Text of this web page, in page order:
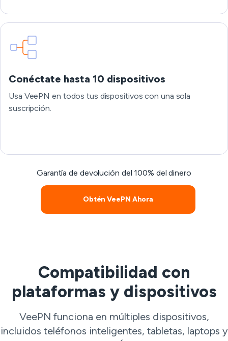
Conéctate hasta 10 dispositivos
Usa VeePN en todos tus dispositivos con una sola
suscripción.
Garantía de devolución del 100% del dinero
Obtén VeePN Ahora
Compatibilidad con
plataformas y dispositivos
VeePN funciona en múltiples dispositivos,
incluidos teléfonos inteligentes, tabletas, laptops y